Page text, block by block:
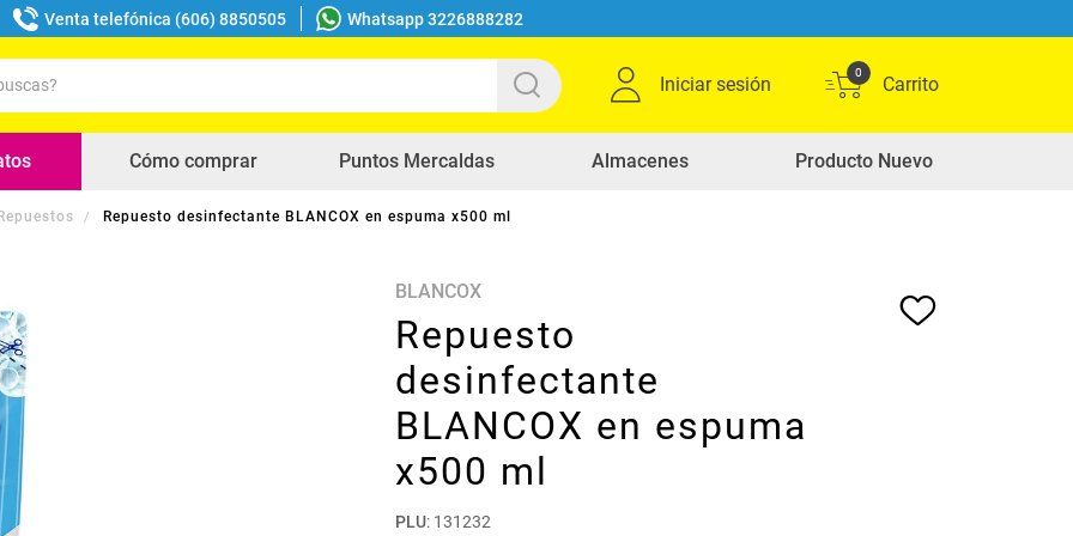
Venta telefónica (606) 8850505 Whatsapp 3226888282
Iniciar sesión
0
Cómo comprar Puntos Mercaldas Almacenes Producto Nuevo
Repuesto desinfectante BLANCOX en espuma x500 ml
BLANCOX
Repuesto
desinfectante
BLANCOX en espuma
x500 ml
PLU: 131232
buscados